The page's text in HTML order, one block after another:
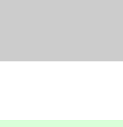
Prima LAJK